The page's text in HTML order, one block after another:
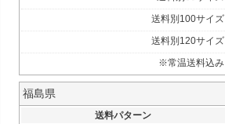
送料別100サイズ
送料別120サイズ
※常温送料込み
福島県
送料パターン